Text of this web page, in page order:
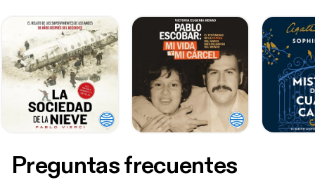
Preguntas frecuentes